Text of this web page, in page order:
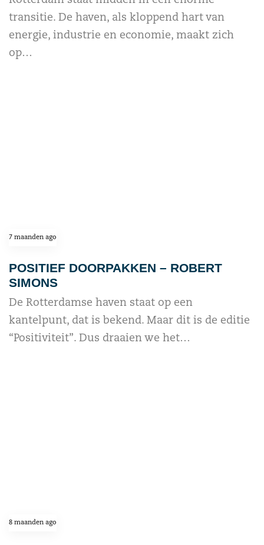
transitie. De haven, als kloppend hart van
energie, industrie en economie, maakt zich
op…
7 maanden ago
POSITIEF DOORPAKKEN – ROBERT
SIMONS
De Rotterdamse haven staat op een
kantelpunt, dat is bekend. Maar dit is de editie
“Positiviteit”. Dus draaien we het…
8 maanden ago